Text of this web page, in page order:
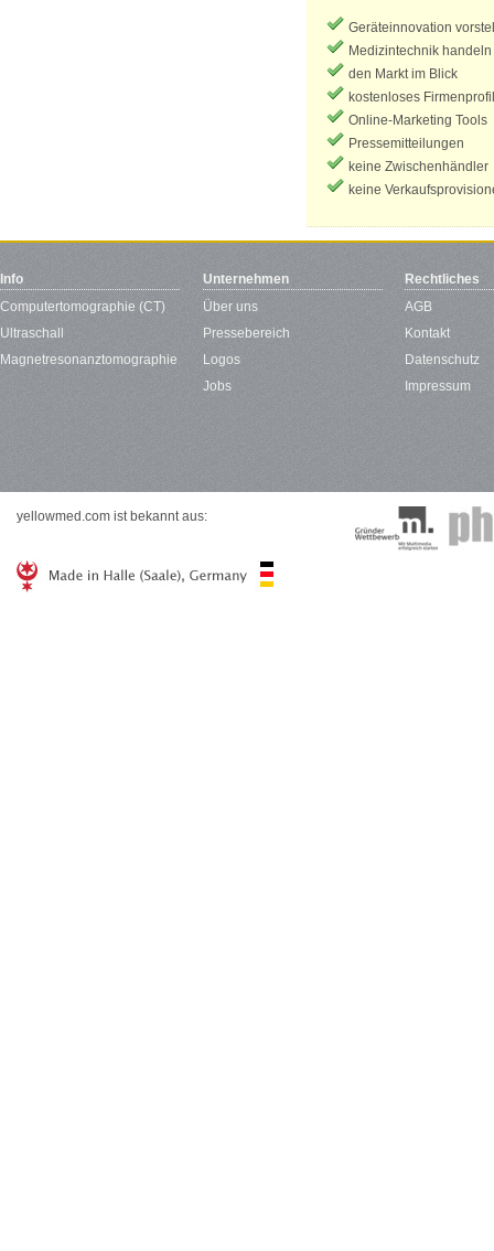
Geräteinnovation
Medizintechnik handeln
den Markt im Blick
kostenloses Firmenprofil
Online-Marketing Tools
Pressemitteilungen
keine Zwischenhändler
keine
Info
Computertomographie (CT)
Ultraschall
Magnetresonanztomographie
Unternehmen
Über uns
Pressebereich
Logos
Jobs
Rechtliches
AGB
Kontakt
Datenschutz
Impressum
yellowmed.com ist bekannt aus: